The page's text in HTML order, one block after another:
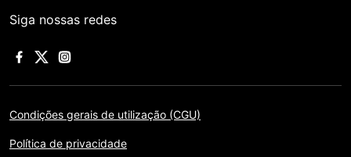
Siga nossas redes
Condições gerais de utilização (CGU)
Política de privacidade